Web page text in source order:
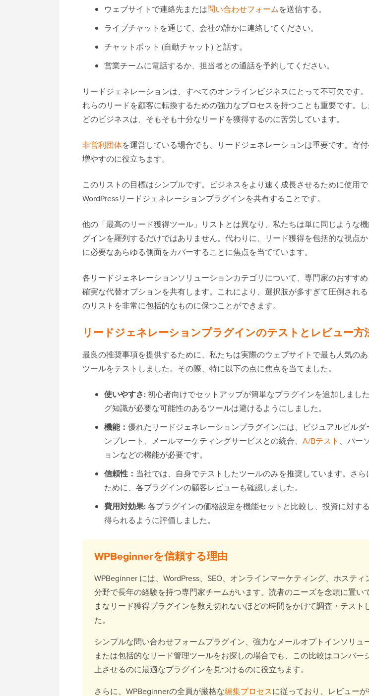
ウェブサイトで連絡先または問い合わせフォームを送信する。
ライブチャットを通じて、会社の誰かに連絡してください。
チャットボット (自動チャット) と話す。
営業チームに電話するか、担当者との通話を予約してください。
リードジェネレーションは、すべてのオンラインビジネスにとって不可欠です
れらのリードを顧客に転換するための強力なプロセスを持つことも重要です。
どのビジネスは、そもそも十分なリードを獲得するのに苦労しています。
非営利団体を運営している場合でも、リードジェネレーションは重要です。寄
増やすのに役立ちます。
このリストの目標はシンプルです。ビジネスをより速く成長させるために使用
WordPressリードジェネレーションプラグインを共有することです。
他の「最高のリード獲得ツール」リストとは異なり、私たちは単に同じような
グインを羅列するだけではありません。代わりに、リード獲得を包括的な視点
に必要なあらゆる側面をカバーすることに焦点を当てています。
各リードジェネレーションソリューションカテゴリについて、専門家のおすす
確実な代替オプションを共有します。これにより、選択肢が多すぎて圧倒され
のリストを非常に包括的なものに保つことができます。
リードジェネレーションプラグインのテストとレビュー方
最良の推奨事項を提供するために、私たちは実際のウェブサイトで最も人気の
ツールをテストしました。その際、特に以下の点に焦点を当てました。
使いやすさ:初心者向けでセットアップが簡単なプラグインを追加しまし
グ知識が必要な可能性のあるツールは避けるようにしました。
機能： 優れたリードジェネレーションプラグインには、ビジュアルビルダ
ンプレート、メールマーケティングサービスとの統合、 A/Bテスト 、パー
ョンなどの機能が必要です。
信頼性： 当社では、自身でテストしたツールのみを推奨しています。さら
ために、各プラグインの顧客レビューも確認しました。
費用対効果:各プラグインの価格設定を機能セットと比較し、投資に対す
得られるように評価しました。
WPBeginnerを信頼する理由
WPBeginner には、WordPress、SEO、オンラインマーケティング、ホスティ
分野で長年の経験を持つ専門家チームがいます。読者のニーズを念頭に置い
まなリード獲得プラグインを数え切れないほどの時間をかけて調査・テスト
た。
シンプルな問い合わせフォームプラグイン、強力なメールオプトインソリュ
または包括的なリード管理ツールをお探しの場合でも、この比較はコンバー
上させるのに最適なプラグインを見つけるのに役立ちます。
さらに、WPBeginnerの全員が厳格な編集プロセスに従っており、レビュー